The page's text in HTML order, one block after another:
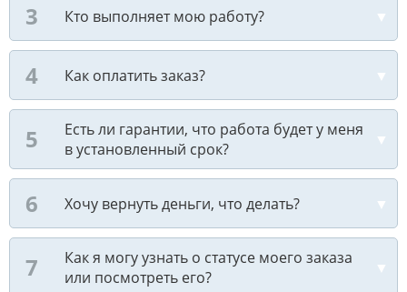
Кто выполняет мою работу?
Как оплатить заказ?
Есть ли гарантии, что работа будет у меня
в установленный срок?
Хочу вернуть деньги, что делать?
Как я могу узнать о статусе моего заказа
или посмотреть его?